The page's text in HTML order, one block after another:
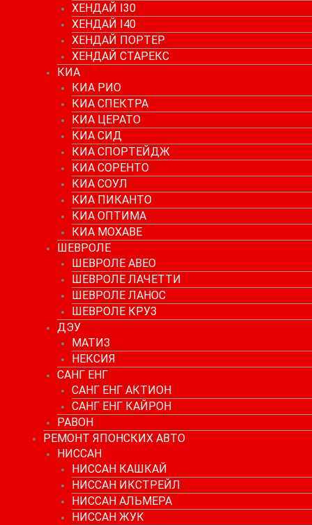
ХЕНДАЙ I30
ХЕНДАЙ I40
ХЕНДАЙ ПОРТЕР
ХЕНДАЙ СТАРЕКС
КИА
КИА РИО
КИА СПЕКТРА
КИА ЦЕРАТО
КИА СИД
КИА СПОРТЕЙДЖ
КИА СОРЕНТО
КИА СОУЛ
КИА ПИКАНТО
КИА ОПТИМА
КИА МОХАВЕ
ШЕВРОЛЕ
ШЕВРОЛЕ АВЕО
ШЕВРОЛЕ ЛАЧЕТТИ
ШЕВРОЛЕ ЛАНОС
ШЕВРОЛЕ КРУЗ
ДЭУ
МАТИЗ
НЕКСИЯ
САНГ ЕНГ
САНГ ЕНГ АКТИОН
САНГ ЕНГ КАЙРОН
РАВОН
РЕМОНТ ЯПОНСКИХ АВТО
НИССАН
НИССАН КАШКАЙ
НИССАН ИКСТРЕЙЛ
НИССАН АЛЬМЕРА
НИССАН ЖУК